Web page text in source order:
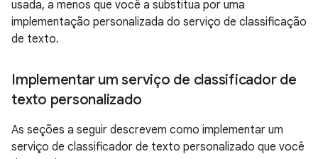
usada, a menos que você a substitua por uma
implementação personalizada do serviço de classificação
de texto.
Implementar um serviço de classificador de
texto personalizado
As seções a seguir descrevem como implementar um
serviço de classificador de texto personalizado que você